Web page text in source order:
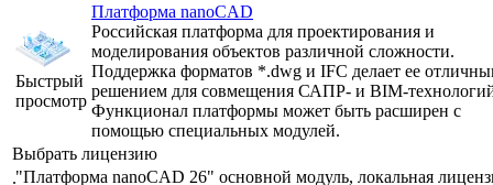
Быстрый
просмотр
Платформа nanoCAD
Российская платформа для проектирования и
моделирования объектов различной сложности.
Поддержка форматов *.dwg и IFC делает ее
решением для совмещения САПР- и BIM-
Функционал платформы может быть расширен с
помощью специальных модулей.
Выбрать лицензию
"Платформа nanoCAD 26" основной модуль, локальная
.